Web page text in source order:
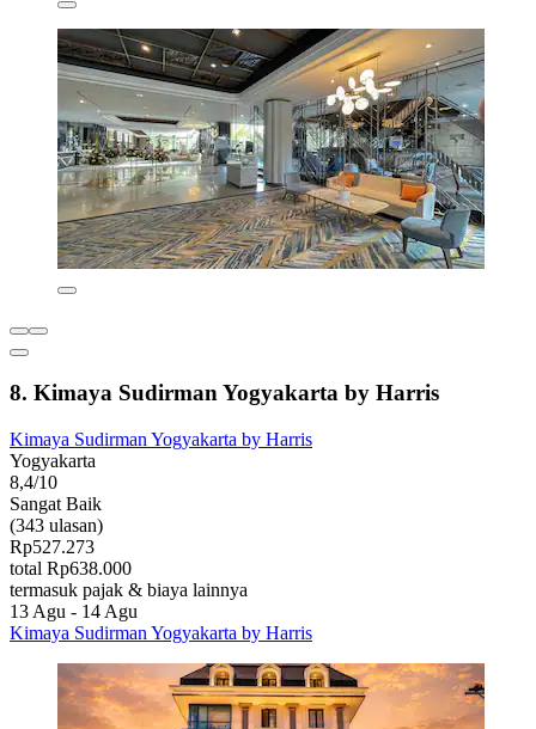
8. Kimaya Sudirman Yogyakarta by Harris
Kimaya Sudirman Yogyakarta by Harris
Yogyakarta
8,4/10
Sangat Baik
(343 ulasan)
Rp527.273
total Rp638.000
termasuk pajak & biaya lainnya
13 Agu - 14 Agu
Kimaya Sudirman Yogyakarta by Harris